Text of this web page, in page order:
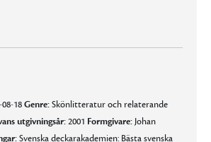
08-18Genre:Skönlitteratur och relaterande
utgivningsår:2001 Formgivare:Johan
Svenska deckarakademien: Bästa svenska